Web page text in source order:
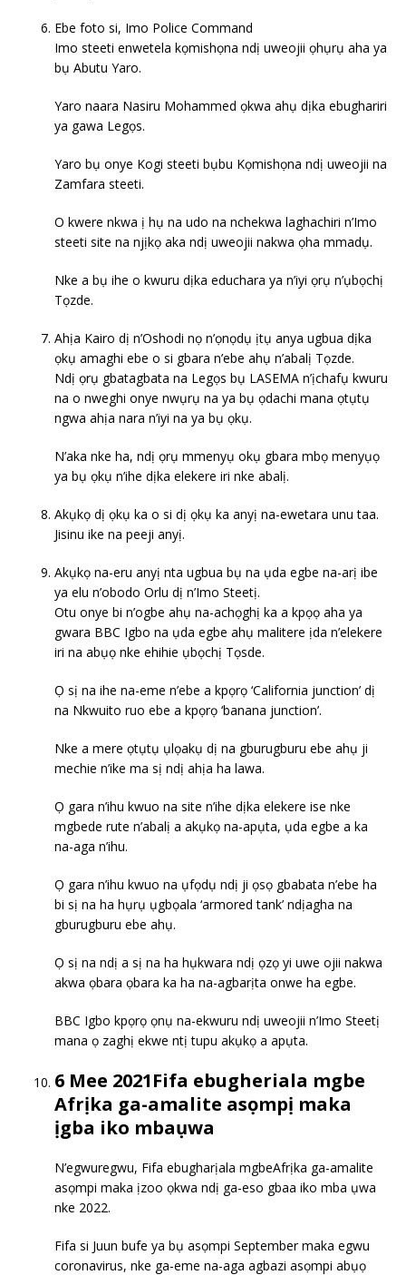
Ebe foto si, Imo Police Command
Imo steeti enwetela kọmishọna ndị uweojii ọhụrụ aha ya
bụ Abutu Yaro.
Yaro naara Nasiru Mohammed ọkwa ahụ dịka ebughariri
ya gawa Legọs.
Yaro bụ onye Kogi steeti bụbu Kọmishọna ndị uweojii na
Zamfara steeti.
O kwere nkwa ị hụ na udo na nchekwa laghachiri n’Imo
steeti site na njịkọ aka ndị uweojii nakwa ọha mmadụ.
Nke a bụ ihe o kwuru dịka educhara ya n’iyi ọrụ n’ụbọchị
Tọzde.
Ahịa Kairo dị n’Oshodi nọ n’ọnọdụ ịtụ anya ugbua dịka
ọkụ amaghi ebe o si gbara n’ebe ahụ n’abalị Tọzde.
Ndị ọrụ gbatagbata na Legọs bụ LASEMA n’ịchafụ kwuru
na o nweghi onye nwụrụ na ya bụ ọdachi mana ọtụtụ
ngwa ahịa nara n’iyi na ya bụ ọkụ.
N’aka nke ha, ndị ọrụ mmenyụ okụ gbara mbọ menyụọ
ya bụ ọkụ n’ihe dịka elekere iri nke abalị.
Akụkọ dị ọkụ ka o si dị ọkụ ka anyị na-ewetara unu taa.
Jisinu ike na peeji anyị.
Akụkọ na-eru anyị nta ugbua bụ na ụda egbe na-arị ibe
ya elu n’obodo Orlu dị n’Imo Steetị.
Otu onye bi n’ogbe ahụ na-achọghị ka a kpọọ aha ya
gwara BBC Igbo na ụda egbe ahụ malitere ịda n’elekere
iri na abụọ nke ehihie ụbọchị Tọsde.
Ọ sị na ihe na-eme n’ebe a kpọrọ ‘California junction’ dị
na Nkwuito ruo ebe a kpọrọ ‘banana junction’.
Nke a mere ọtụtụ ụlọakụ dị na gburugburu ebe ahụ ji
mechie n’ike ma sị ndị ahịa ha lawa.
Ọ gara n’ihu kwuo na site n’ihe dịka elekere ise nke
mgbede rute n’abalị a akụkọ na-apụta, ụda egbe a ka
na-aga n’ihu.
Ọ gara n’ihu kwuo na ụfọdụ ndị ji ọsọ gbabata n’ebe ha
bi sị na ha hụrụ ụgbọala ‘armored tank’ ndịagha na
gburugburu ebe ahụ.
Ọ sị na ndị a sị na ha hụkwara ndị ọzọ yi uwe ojii nakwa
akwa ọbara ọbara ka ha na-agbarịta onwe ha egbe.
BBC Igbo kpọrọ ọnụ na-ekwuru ndị uweojii n’Imo Steetị
mana ọ zaghị ekwe ntị tupu akụkọ a apụta.
6 Mee 2021Fifa ebugheriala mgbe
Afrịka ga-amalite asọmpị maka
ịgba iko mbaụwa
N’egwuregwu, Fifa ebugharịala mgbeAfrịka ga-amalite
asọmpi maka ịzoo ọkwa ndị ga-eso gbaa iko mba ụwa
nke 2022.
Fifa si Juun bufe ya bụ asọmpi September maka egwu
coronavirus, nke ga-eme na-aga agbazi asọmpi abụọ